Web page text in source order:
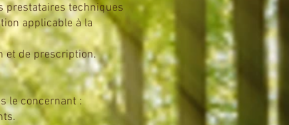
prestataires techniques
applicable à la
et de prescription.
le concernant :